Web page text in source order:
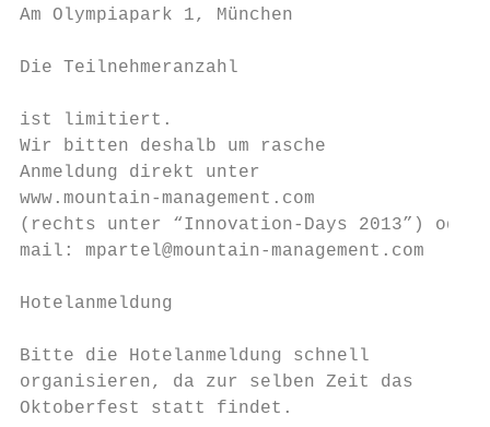
Am Olympiapark 1, München
Die Teilnehmeranzahl
ist limitiert.
Wir bitten deshalb um rasche
Anmeldung direkt unter
www.mountain-management.com
(rechts unter “Innovation-Days 2013”) oder
mail: mpartel@mountain-management.com
Hotelanmeldung
Bitte die Hotelanmeldung schnell
organisieren, da zur selben Zeit das
Oktoberfest statt findet.